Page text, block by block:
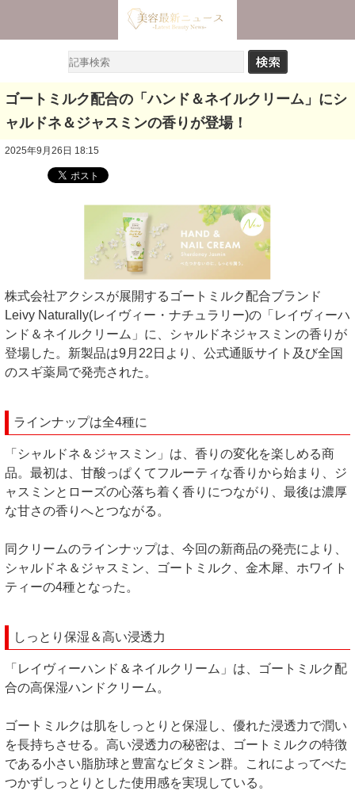
ゴートミルク配合の「ハンド＆ネイルクリーム」にシ
ャルドネ＆ジャスミンの香りが登場！
2025年9月26日 18:15
株式会社アクシスが展開するゴートミルク配合ブランド
Leivy Naturally(レイヴィー・ナチュラリー)の「レイヴィーハ
ンド＆ネイルクリーム」に、シャルドネジャスミンの香りが
登場した。新製品は9月22日より、公式通販サイト及び全国
のスギ薬局で発売された。
ラインナップは全4種に
「シャルドネ＆ジャスミン」は、香りの変化を楽しめる商
品。最初は、甘酸っぱくてフルーティな香りから始まり、ジ
ャスミンとローズの心落ち着く香りにつながり、最後は濃厚
な甘さの香りへとつながる。
同クリームのラインナップは、今回の新商品の発売により、
シャルドネ＆ジャスミン、ゴートミルク、金木犀、ホワイト
ティーの4種となった。
しっとり保湿＆高い浸透力
「レイヴィーハンド＆ネイルクリーム」は、ゴートミルク配
合の高保湿ハンドクリーム。
ゴートミルクは肌をしっとりと保湿し、優れた浸透力で潤い
を長持ちさせる。高い浸透力の秘密は、ゴートミルクの特徴
である小さい脂肪球と豊富なビタミン群。これによってべた
つかずしっとりとした使用感を実現している。